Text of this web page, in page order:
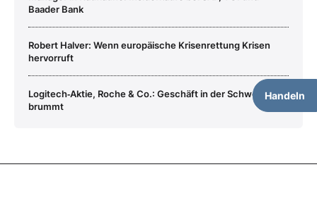
Handeln
Baader Bank
Robert Halver: Wenn europäische Krisenrettung Krisen
hervorruft
Logitech‑Aktie, Roche & Co.: Geschäft in der Schweiz
brummt